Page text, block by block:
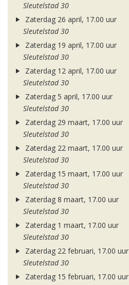
Sleutelstad 30
Zaterdag 26 april, 17.00 uur
Sleutelstad 30
Zaterdag 19 april, 17.00 uur
Sleutelstad 30
Zaterdag 12 april, 17.00 uur
Sleutelstad 30
Zaterdag 5 april, 17.00 uur
Sleutelstad 30
Zaterdag 29 maart, 17.00 uur
Sleutelstad 30
Zaterdag 22 maart, 17.00 uur
Sleutelstad 30
Zaterdag 15 maart, 17.00 uur
Sleutelstad 30
Zaterdag 8 maart, 17.00 uur
Sleutelstad 30
Zaterdag 1 maart, 17.00 uur
Sleutelstad 30
Zaterdag 22 februari, 17.00 uur
Sleutelstad 30
Zaterdag 15 februari, 17.00 uur